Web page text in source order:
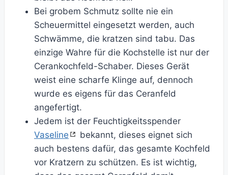
Bei grobem Schmutz sollte nie ein
Scheuermittel eingesetzt werden, auch
Schwämme, die kratzen sind tabu. Das
einzige Wahre für die Kochstelle ist nur der
Cerankochfeld-Schaber. Dieses Gerät
weist eine scharfe Klinge auf, dennoch
wurde es eigens für das Ceranfeld
angefertigt.
Jedem ist der Feuchtigkeitsspender
Vaseline
bekannt, dieses eignet sich
auch bestens dafür, das gesamte Kochfeld
vor Kratzern zu schützen. Es ist wichtig,